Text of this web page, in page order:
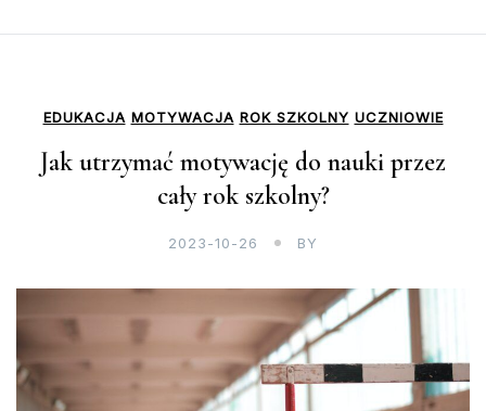
EDUKACJA MOTYWACJA ROK SZKOLNY UCZNIOWIE
Jak utrzymać motywację do nauki przez
cały rok szkolny?
2023-10-26 BY